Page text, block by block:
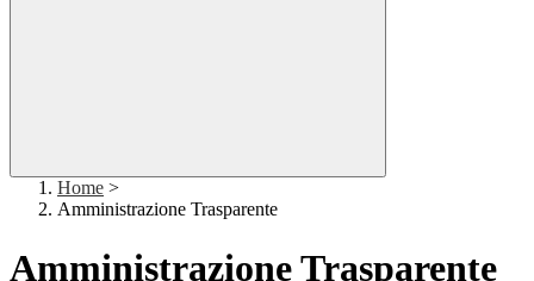
Home >
Amministrazione Trasparente
Amministrazione Trasparente